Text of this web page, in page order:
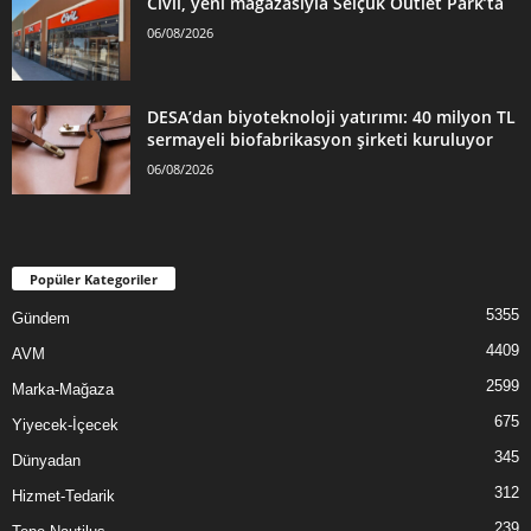
06/08/2026
DESA’dan biyoteknoloji yatırımı: 40 milyon TL
sermayeli biofabrikasyon şirketi kuruluyor
06/08/2026
Popüler Kategoriler
Gündem 5355
AVM 4409
Marka-Mağaza 2599
Yiyecek-İçecek 675
Dünyadan 345
Hizmet-Tedarik 312